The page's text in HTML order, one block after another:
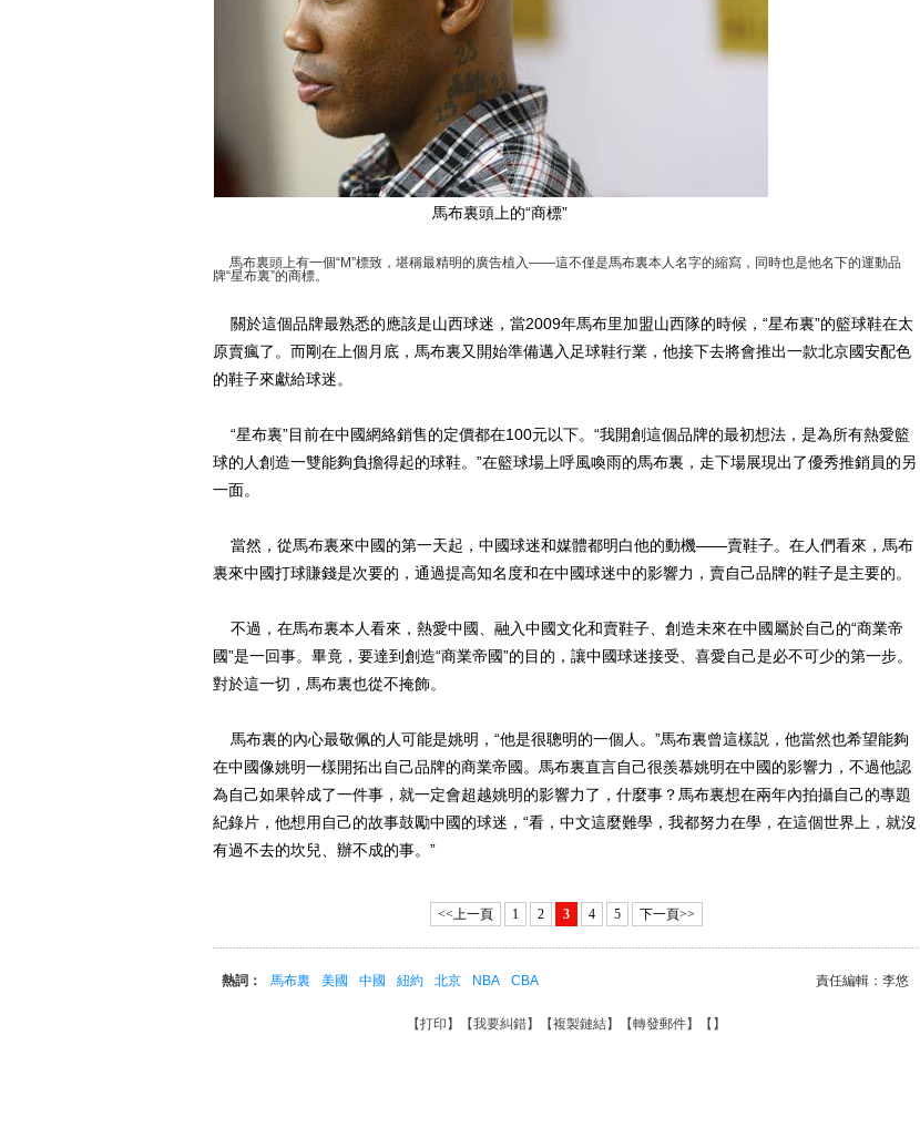
馬布裏頭上的“商標”
馬布裏頭上有一個“M”標致，堪稱最精明的廣告植入——這不僅是馬布裏本人名字的縮寫，同時也是他名下的運動品
牌“星布裏”的商標。
關於這個品牌最熟悉的應該是山西球迷，當2009年馬布里加盟山西隊的時候，“星布裏”的籃球鞋在太
原賣瘋了。而剛在上個月底，馬布裏又開始準備邁入足球鞋行業，他接下去將會推出一款北京國安配色
的鞋子來獻給球迷。
“星布裏”目前在中國網絡銷售的定價都在100元以下。“我開創這個品牌的最初想法，是為所有熱愛籃
球的人創造一雙能夠負擔得起的球鞋。”在籃球場上呼風喚雨的馬布裏，走下場展現出了優秀推銷員的另
一面。
當然，從馬布裏來中國的第一天起，中國球迷和媒體都明白他的動機——賣鞋子。在人們看來，馬布
裏來中國打球賺錢是次要的，通過提高知名度和在中國球迷中的影響力，賣自己品牌的鞋子是主要的。
不過，在馬布裏本人看來，熱愛中國、融入中國文化和賣鞋子、創造未來在中國屬於自己的“商業帝
國”是一回事。畢竟，要達到創造“商業帝國”的目的，讓中國球迷接受、喜愛自己是必不可少的第一步。
對於這一切，馬布裏也從不掩飾。
馬布裏的內心最敬佩的人可能是姚明，“他是很聰明的一個人。”馬布裏曾這樣説，他當然也希望能夠
在中國像姚明一樣開拓出自己品牌的商業帝國。馬布裏直言自己很羨慕姚明在中國的影響力，不過他認
為自己如果幹成了一件事，就一定會超越姚明的影響力了，什麼事？馬布裏想在兩年內拍攝自己的專題
紀錄片，他想用自己的故事鼓勵中國的球迷，“看，中文這麼難學，我都努力在學，在這個世界上，就沒
有過不去的坎兒、辦不成的事。”
<<上一頁 1 2 3 4 5 下一頁>>
責任編輯：李悠
熱詞： 馬布裏 美國 中國 紐約 北京 NBA CBA
【打印 】【我要糾錯】【複製鏈結】【轉發郵件】【 】